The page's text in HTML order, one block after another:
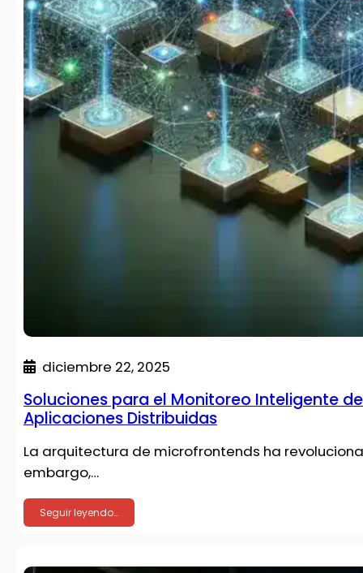
diciembre 22, 2025
Soluciones para el Monitoreo Inteligente
Aplicaciones Distribuidas
La arquitectura de microfrontends ha
embargo,…
Seguir leyendo…